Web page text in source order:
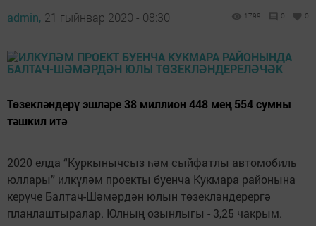
admin, 21 гыйнвар 2020 - 08:30 1799 0 0
Төзекләндерү эшләре 38 миллион 448 мең 554 сумны
тәшкил итә
2020 елда “Куркынычсыз һәм сыйфатлы автомобиль
юллары” илкүләм проекты буенча Кукмара районына
керүче Балтач-Шәмәрдән юлын төзекләндерергә
планлаштыралар. Юлның озынлыгы - 3,25 чакрым.